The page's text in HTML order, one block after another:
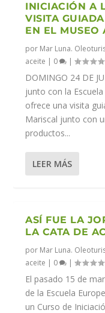
INICIACIÓN A
VISITA
EN EL MUSEO
por Mar Luna.
aceite | 0 |
DOMINGO 24 DE
junto con la
ofrece una visita
Mariscal junto con
productos...
LEER MÁS
ASÍ FUE LA
LA CATA DE
por Mar Luna.
aceite | 0 |
El pasado 15 de
de la Escuela
un Curso de